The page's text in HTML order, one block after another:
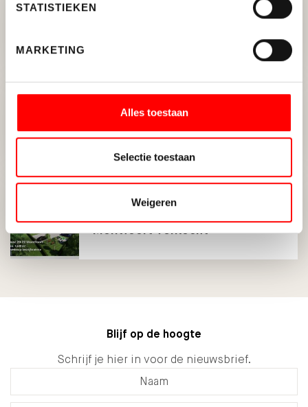
STATISTIEKEN
MARKETING
Alles toestaan
Selectie toestaan
Weigeren
Energielabel verplicht voor
retailpanden
Nieuwbouwontwikkeling 1.639
Montfoort verkocht
Blijf op de hoogte
Schrijf je hier in voor de nieuwsbrief.